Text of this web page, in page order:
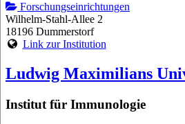
Forschungseinrichtungen
Wilhelm-Stahl-Allee 2
18196 Dummerstorf
Link zur Institution
Ludwig Maximilians
Institut für Immunologie